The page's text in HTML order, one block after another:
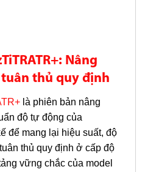
Nâng
thủ quy định
là phiên bản nâng
độ tự động của
để mang lại hiệu suất, độ
thủ quy định ở cấp độ
vững chắc của model